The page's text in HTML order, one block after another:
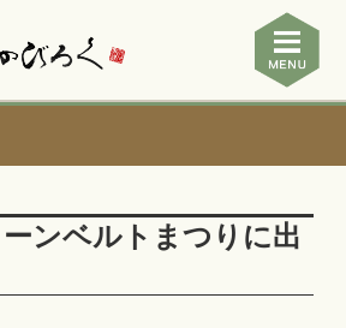
ンベルトまつりに出